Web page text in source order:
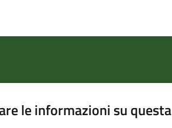
le informazioni su questa